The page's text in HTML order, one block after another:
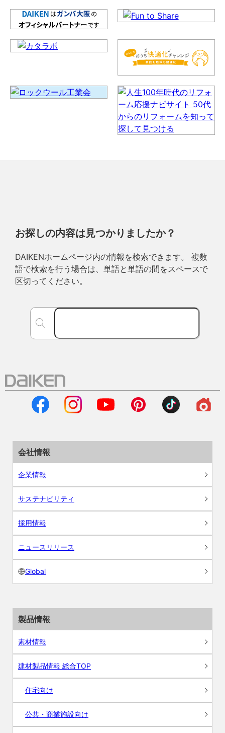
お探しの内容は見つかりましたか？
DAIKENホームページ内の情報を検索できます。 複数
語で検索を行う場合は、単語と単語の間をスペースで
区切ってください。
会社情報
企業情報
サステナビリティ
採用情報
ニュースリリース
Global
製品情報
素材情報
建材製品情報 総合TOP
住宅向け
公共・商業施設向け